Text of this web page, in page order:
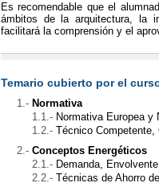
Es recomendable que el
ámbitos de la arquitectura, la
facilitará la comprensión y el
Temario cubierto por el
Normativa
Normativa Europea y
Técnico
Conceptos Energéticos
Demanda,
Técnicas de Ahorro